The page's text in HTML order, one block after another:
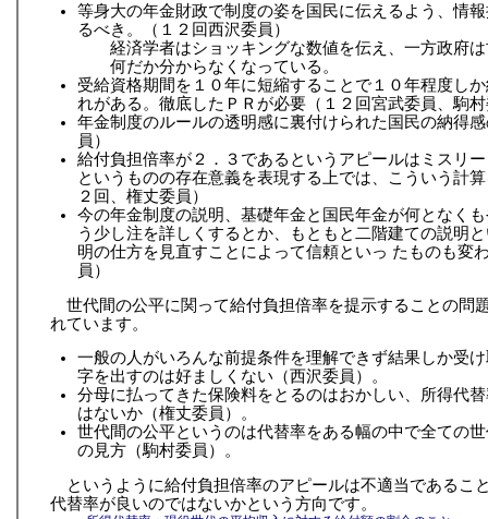
等身大の年金財政で制度の姿を国民に伝えるよう、情
るべき。（１２回西沢委員）
経済学者はショッキングな数値を伝え、一方政府
何だか分からなくなっている。
受給資格期間を１０年に短縮することで１０年程度し
れがある。徹底したＰＲが必要（１２回宮武委員、駒
年金制度のルールの透明感に裏付けられた国民の納得
員）
給付負担倍率が２．３であるというアピールはミスリ
というものの存在意義を表現する上では、こういう計
２回、権丈委員）
今の年金制度の説明、基礎年金と国民年金が何となく
う少し注を詳しくするとか、もともと二階建ての説明
明の仕方を見直すことによって信頼といっ たものも変
員）
世代間の公平に関って給付負担倍率を提示することの問
れています。
一般の人がいろんな前提条件を理解できず結果しか受
字を出すのは好ましくない（西沢委員）。
分母に払ってきた保険料をとるのはおかしい、所得代
はないか（権丈委員）。
世代間の公平というのは代替率をある幅の中で全ての
の見方（駒村委員）。
というように給付負担倍率のアピールは不適当であるこ
代替率が良いのではないかという方向です。